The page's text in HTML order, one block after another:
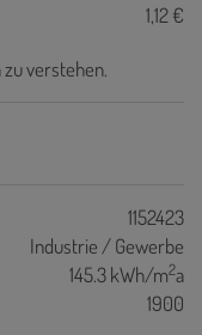
1,12 €
verstehen.
1152423
Industrie / Gewerbe
145.3 kWh/m2a
1900